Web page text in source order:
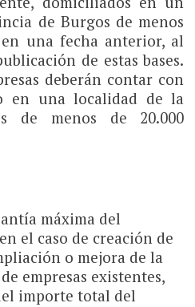
de Burgos de menos
una fecha anterior, al
de estas bases.
deberán contar con
en una localidad de la
de menos de 20.000
máxima del
el caso de creación de
o mejora de la
empresas existentes,
importe total del